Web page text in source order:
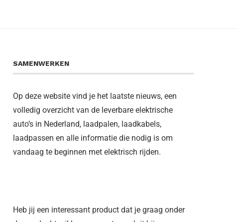
SAMENWERKEN
Op deze website vind je het laatste nieuws, een
volledig overzicht van de leverbare elektrische
auto’s in Nederland, laadpalen, laadkabels,
laadpassen en alle informatie die nodig is om
vandaag te beginnen met elektrisch rijden.
Heb jij een interessant product dat je graag onder